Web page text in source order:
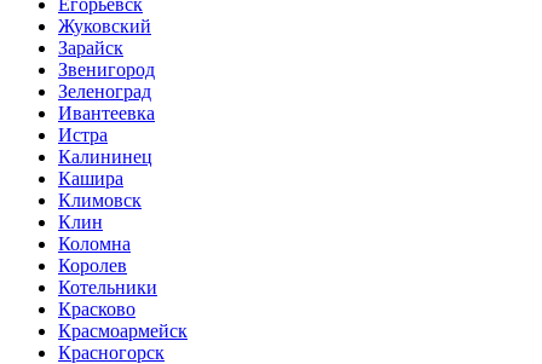
Егорьевск
Жуковский
Зарайск
Звенигород
Зеленоград
Ивантеевка
Истра
Калининец
Кашира
Климовск
Клин
Коломна
Королев
Котельники
Красково
Красмоармейск
Красногорск